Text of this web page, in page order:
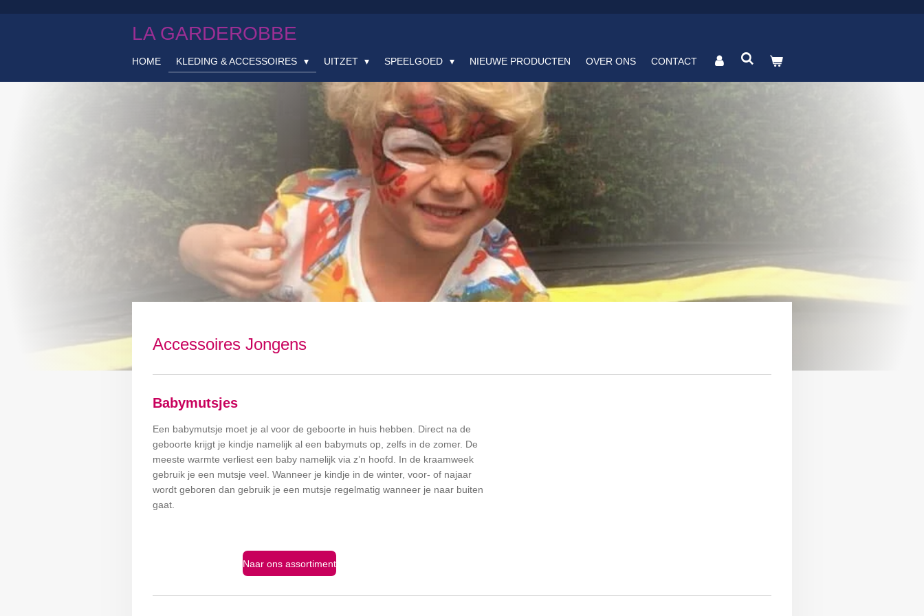
LA GARDEROBBE
HOME KLEDING & ACCESSOIRES UITZET SPEELGOED NIEUWE PRODUCTEN OVER ONS CONTACT
Accessoires Jongens
Babymutsjes
Een babymutsje moet je al voor de geboorte in huis hebben. Direct na de
geboorte krijgt je kindje namelijk al een babymuts op, zelfs in de zomer. De
meeste warmte verliest een baby namelijk via z’n hoofd. In de kraamweek
gebruik je een mutsje veel. Wanneer je kindje in de winter, voor- of najaar
wordt geboren dan gebruik je een mutsje regelmatig wanneer je naar buiten
gaat.
Naar ons assortiment